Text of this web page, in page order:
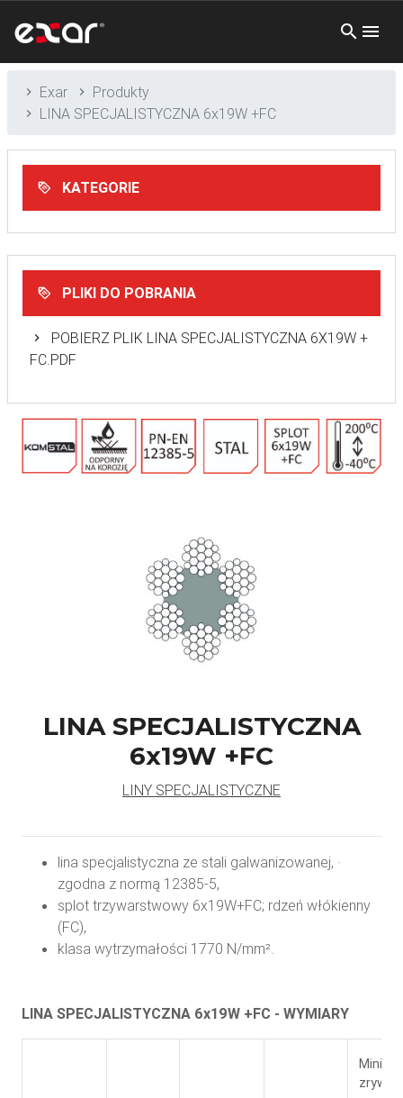
Exar
Produkty
LINA SPECJALISTYCZNA 6x19W +FC
KATEGORIE
PLIKI DO POBRANIA
POBIERZ PLIK LINA SPECJALISTYCZNA 6X19W +
FC.PDF
LINA SPECJALISTYCZNA
6x19W +FC
LINY SPECJALISTYCZNE
lina specjalistyczna ze stali galwanizowanej, ·
zgodna z normą 12385-5,
splot trzywarstwowy 6x19W+FC; rdzeń włókienny
(FC),
klasa wytrzymałości 1770 N/mm².
LINA SPECJALISTYCZNA 6x19W +FC - WYMIARY